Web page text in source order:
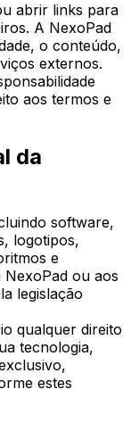
abrir links para
A NexoPad
o conteúdo,
externos.
aos termos e
da
software,
logotipos,
e
ou aos
legislação
qualquer direito
tecnologia,
estes